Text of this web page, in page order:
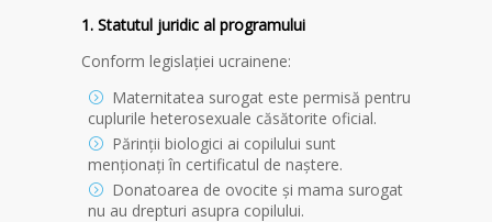
1. Statutul juridic al programului
Conform legislației ucrainene:
Maternitatea surogat este permisă pentru
cuplurile heterosexuale căsătorite oficial.
Părinții biologici ai copilului sunt
menționați în certificatul de naștere.
Donatoarea de ovocite și mama surogat
nu au drepturi asupra copilului.